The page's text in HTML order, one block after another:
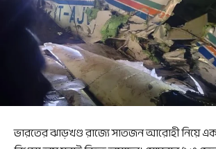
ভারতের ঝাড়খণ্ড রাজ্যে সাতজন আরোহী নিয়ে